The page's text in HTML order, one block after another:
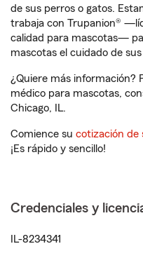
de sus perros o gatos.
trabaja con Trupanion®
calidad para mascotas—
mascotas el cuidado de
¿Quiere más información?
médico para mascotas,
Chicago, IL.
Comience su cotización de
¡Es rápido y sencillo!
Credenciales y
IL-8234341